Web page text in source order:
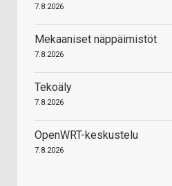
7.8.2026
Mekaaniset näppäimistöt
7.8.2026
Tekoäly
7.8.2026
OpenWRT-keskustelu
7.8.2026